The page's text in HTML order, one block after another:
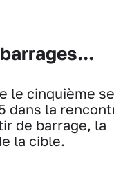
le cinquième
dans la
de barrage, la
la cible.